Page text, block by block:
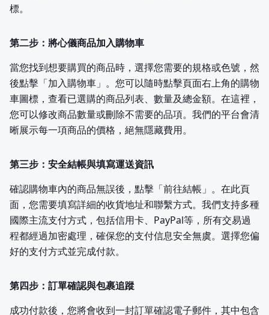
標。
第二步：將心儀商品加入購物車
當您找到想要購買的商品時，選擇您需要的規格或色號，然
後點擊「加入購物車」。您可以隨時點擊頁面右上角的購物
車圖標，查看已選購的商品列表、數量及總金額。在這裡，
您可以修改商品數量或刪除不需要的品項。我們的平台會清
晰展示每一項商品的價格，絕無隱藏費用。
第三步：安全結帳與填寫運送資訊
確認購物車內的商品無誤後，點擊「前往結帳」。在此頁
面，您需要填寫詳細的收貨地址和聯繫方式。我們支持多種
國際主流支付方式，包括信用卡、PayPal等，所有交易過
程都經過加密處理，確保您的支付信息安全無虞。選擇您偏
好的支付方式並完成付款。
第四步：訂單確認與包裹追蹤
成功付款後，您將會收到一封訂單確認電子郵件，其中包含